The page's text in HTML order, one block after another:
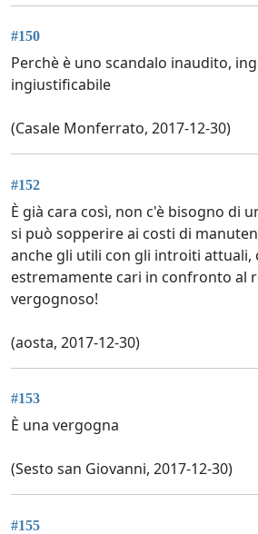
#150
Perchè è uno scandalo inaudito,
ingiustificabile
(Casale Monferrato, 2017-12-30)
#152
È già cara così, non c'è bisogno di
si può sopperire ai costi di
anche gli utili con gli introiti attuali,
estremamente cari in confronto al
vergognoso!
(aosta, 2017-12-30)
#153
È una vergogna
(Sesto san Giovanni, 2017-12-30)
#155